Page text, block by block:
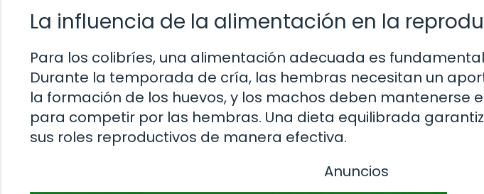
La influencia de la alimentación en la
Para los colibríes, una alimentación adecuada es
Durante la temporada de cría, las hembras necesitan un
la formación de los huevos, y los machos deben mantenerse
para competir por las hembras. Una dieta equilibrada
sus roles reproductivos de manera efectiva.
Anuncios